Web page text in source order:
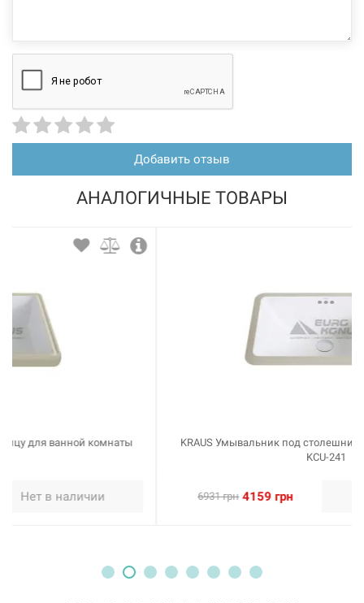
Добавить отзыв
АНАЛОГИЧНЫЕ ТОВАРЫ
KRAUS Умывальник под столешницу для ванной комнаты
6931 грн 4159 грн Нет в наличии